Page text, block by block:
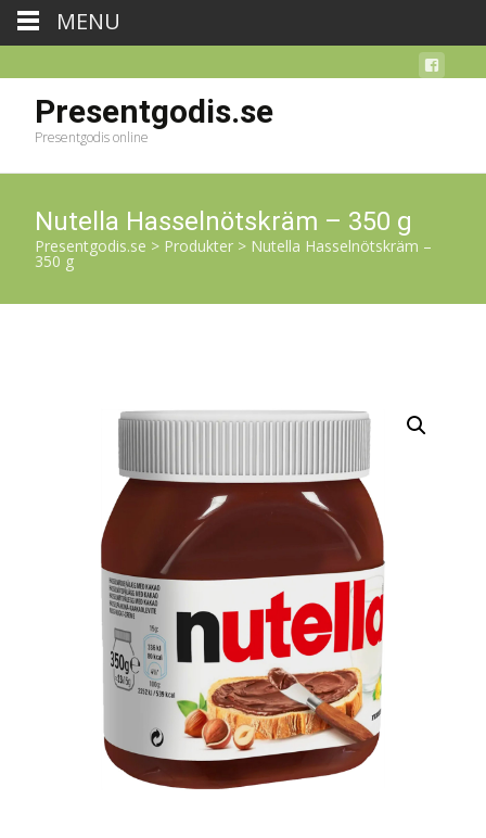
Presentgodis.se
Presentgodis online
Nutella Hasselnötskräm – 350 g
Presentgodis.se > Produkter > Nutella Hasselnötskräm –
350 g
MENU